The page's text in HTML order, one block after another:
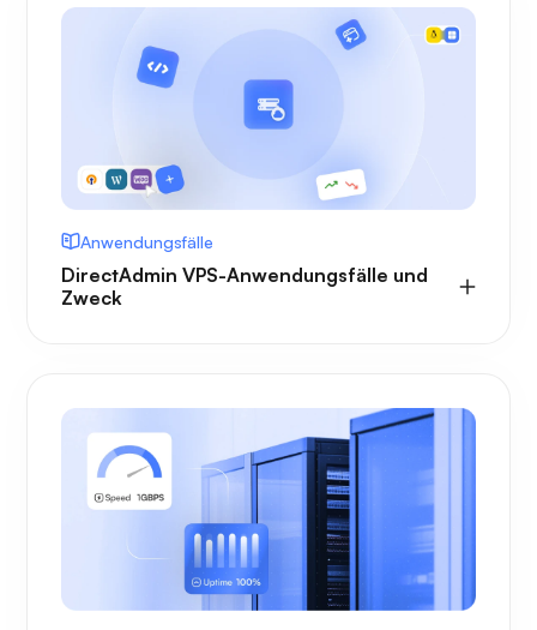
Anwendungsfälle
DirectAdmin VPS-Anwendungsfälle und
Zweck